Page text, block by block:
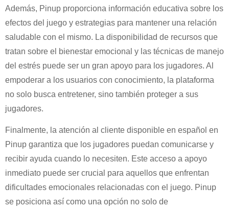
Además, Pinup proporciona información educativa sobre los
efectos del juego y estrategias para mantener una relación
saludable con el mismo. La disponibilidad de recursos que
tratan sobre el bienestar emocional y las técnicas de manejo
del estrés puede ser un gran apoyo para los jugadores. Al
empoderar a los usuarios con conocimiento, la plataforma
no solo busca entretener, sino también proteger a sus
jugadores.
Finalmente, la atención al cliente disponible en español en
Pinup garantiza que los jugadores puedan comunicarse y
recibir ayuda cuando lo necesiten. Este acceso a apoyo
inmediato puede ser crucial para aquellos que enfrentan
dificultades emocionales relacionadas con el juego. Pinup
se posiciona así como una opción no solo de